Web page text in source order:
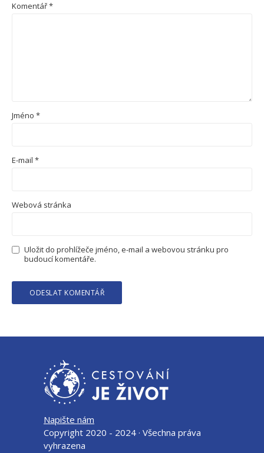
Komentář*
Jméno *
E-mail *
Webová stránka
Uložit do prohlížeče jméno, e-mail a webovou stránku pro
budoucí komentáře.
Napište nám
Copyright 2020 - 2024 · Všechna práva
vyhrazena